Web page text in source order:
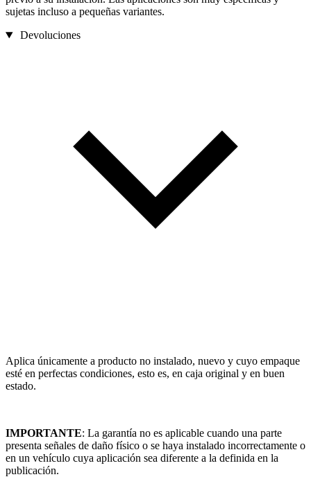
sujetas incluso a pequeñas variantes.
Devoluciones
Aplica únicamente a producto no instalado, nuevo y cuyo empaque
esté en perfectas condiciones, esto es, en caja original y en buen
estado.
IMPORTANTE: La garantía no es aplicable cuando una parte
presenta señales de daño físico o se haya instalado incorrectamente o
en un vehículo cuya aplicación sea diferente a la definida en la
publicación.